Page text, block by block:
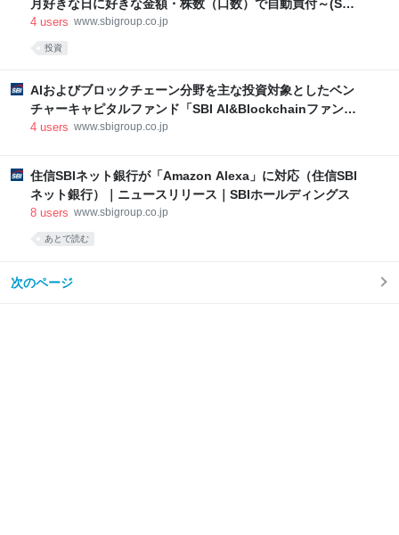
月好きな日に好きな金額・株数（口数）で自動買付～(SBI
証券）－ PR情報｜SBIホールディングス
4 users www.sbigroup.co.jp
投資
AIおよびブロックチェーン分野を主な投資対象としたベン
チャーキャピタルファンド「SBI AI&Blockchainファン
ド」の設立について（SBIホールディングス, SBIインベス
4 users www.sbigroup.co.jp
住信SBIネット銀行が「Amazon Alexa」に対応（住信SBI
ネット銀行）｜ニュースリリース｜SBIホールディングス
8 users www.sbigroup.co.jp
あとで読む
次のページ